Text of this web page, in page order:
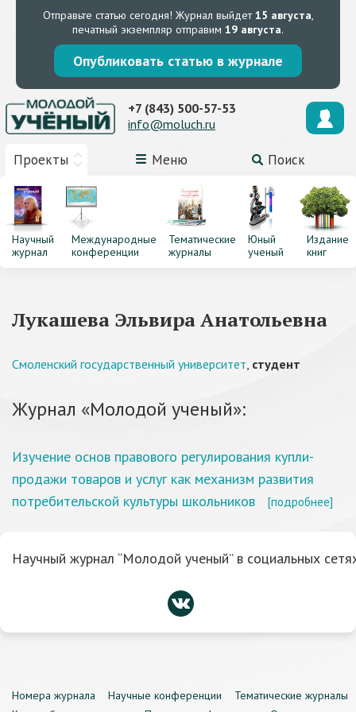
Отправьте статью сегодня! Журнал выйдет15 августа,
печатный экземпляр отправим 19 августа.
Опубликовать статью в журнале
Проекты Меню Поиск
+7 (843) 500-57-53
info@moluch.ru
Научный
журнал
Международные
конференции
Тематические
журналы
Юный
ученый
Издание
книг
Лукашева Эльвира Анатольевна
Смоленский государственный университет, студент
Журнал «Молодой ученый»:
Изучение основ правового регулирования купли-
продажи товаров и услуг как механизм развития
потребительской культуры школьников
[подробнее]
Научный журнал “Молодой ученый” в социальных
Номера журнала Научные конференции
Тематические журналы